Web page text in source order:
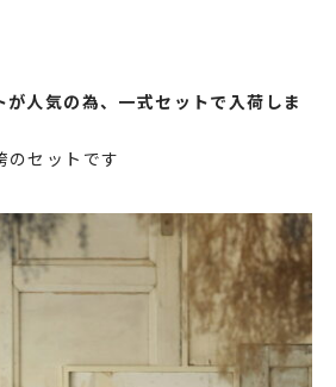
が人気の為、一式セットで入荷しま
セットです